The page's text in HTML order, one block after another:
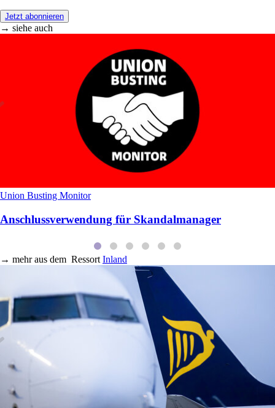
Jetzt abonnieren
→ siehe auch
Union Busting Monitor
Anschlussverwendung für Skandalmanager
→ mehr aus dem Ressort Inland